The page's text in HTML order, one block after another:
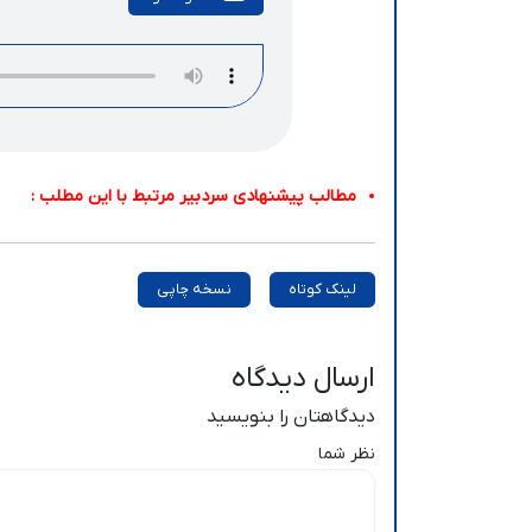
مطالب پیشنهادی سردبیر مرتبط با این مطلب :
لینک کوتاه نسخه چاپی
ارسال دیدگاه
دیدگاهتان را بنویسید
نظر شما